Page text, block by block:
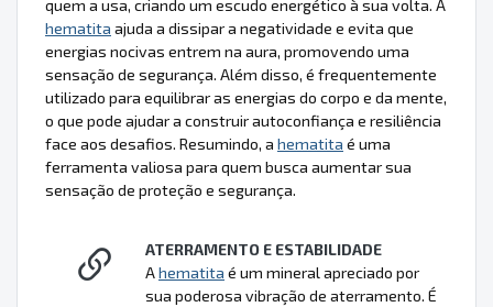
quem a usa, criando um escudo energético à sua volta. A
hematita ajuda a dissipar a negatividade e evita que
energias nocivas entrem na aura, promovendo uma
sensação de segurança. Além disso, é frequentemente
utilizado para equilibrar as energias do corpo e da mente,
o que pode ajudar a construir autoconfiança e resiliência
face aos desafios. Resumindo, a hematita é uma
ferramenta valiosa para quem busca aumentar sua
sensação de proteção e segurança.
ATERRAMENTO E ESTABILIDADE
Ahematita é um mineral apreciado por
sua poderosa vibração de aterramento. É